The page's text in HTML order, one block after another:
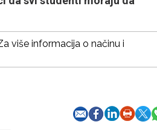
više informacija o načinu i